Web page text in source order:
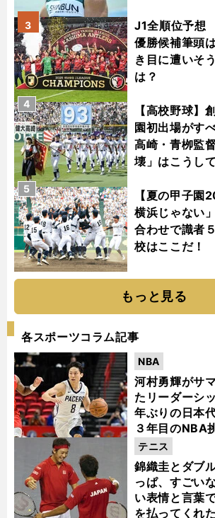
J1全順位予想
優勝候補筆頭
き目に遭いそ
は？
3
【高校野球】
園初出場がす
高崎・青栁監
壊」はこうし
4
【夏の甲子園
横浜じゃない
合わせで識者
校はここだ！
5
もっと見る
各スポーツコラム記事
河村勇輝がサ
たリーダーシ
年ぶりの日本
３年目のNBA
NBA
錦織圭とダブ
っぱ、すごい
い表情と言葉
を払ってくれた
テニス